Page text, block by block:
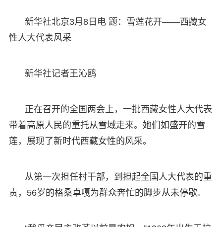
新华社北京3月8日电 题：雪莲花开——西藏女
性人大代表风采
新华社记者王沁鸥
正在召开的全国两会上，一批西藏女性人大代表
带着高原人民的重托从雪域走来。她们如盛开的雪
莲，展现了新时代西藏女性的风采。
从第一次担任村干部，到担起全国人大代表的重
责，56岁的格桑卓嘎为群众奔忙的脚步从未停歇。